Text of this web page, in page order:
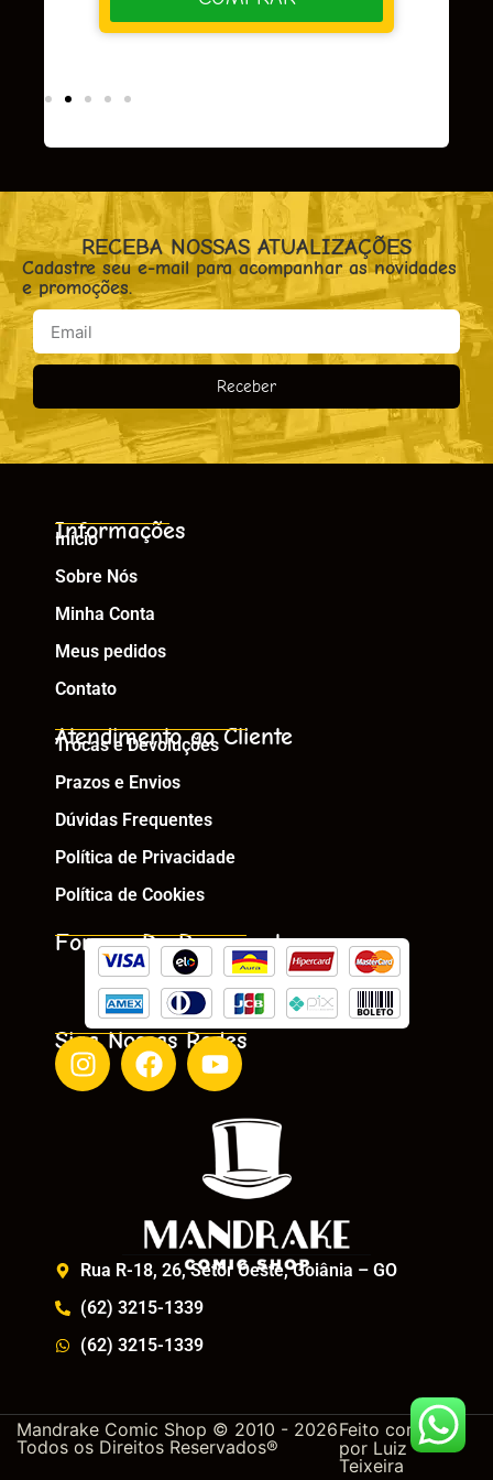
RECEBA NOSSAS ATUALIZAÇÕES
Cadastre seu e-mail para acompanhar as novidades
e promoções.
Receber
Informações
Início
Sobre Nós
Minha Conta
Meus pedidos
Contato
Atendimento ao Cliente
Trocas e Devoluções
Prazos e Envios
Dúvidas Frequentes
Política de Privacidade
Política de Cookies
Formas De Pagamento
Siga Nossas Redes
Rua R-18, 26, Setor Oeste, Goiânia – GO
(62) 3215-1339
(62) 3215-1339
Mandrake Comic Shop © 2010 - 2026
Todos os Direitos Reservados®
Feito com
por Luiz
Teixeira